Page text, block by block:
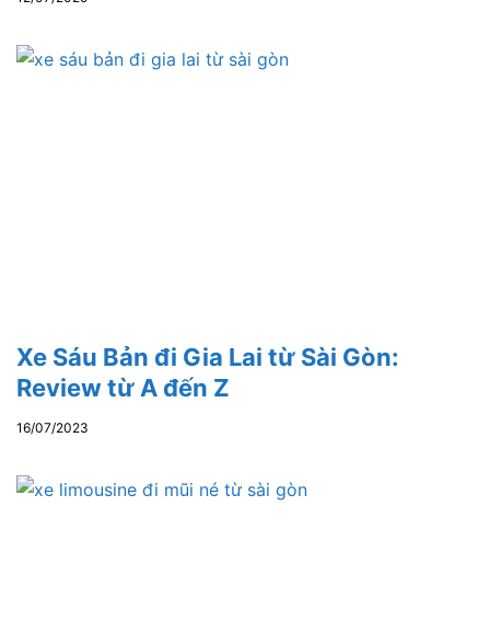
Xe Sáu Bản đi Gia Lai từ Sài Gòn:
Review từ A đến Z
16/07/2023